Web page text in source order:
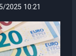
2025 10:21